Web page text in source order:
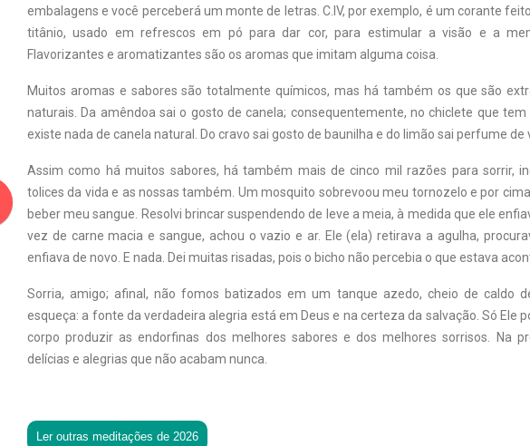
embalagens e você perceberá um monte de letras. C.IV, por exemplo, é um corante
titânio, usado em refrescos em pó para dar cor, para estimular a visão e a
Flavorizantes e aromatizantes são os aromas que imitam alguma coisa.
Muitos aromas e sabores são totalmente químicos, mas há também os que são
naturais. Da amêndoa sai o gosto de canela; consequentemente, no chiclete que tem
existe nada de canela natural. Do cravo sai gosto de baunilha e do limão sai perfume de
Assim como há muitos sabores, há também mais de cinco mil razões para sorrir,
tolices da vida e as nossas também. Um mosquito sobrevoou meu tornozelo e por
beber meu sangue. Resolvi brincar suspendendo de leve a meia, à medida que ele
vez de carne macia e sangue, achou o vazio e ar. Ele (ela) retirava a agulha,
enfiava de novo. E nada. Dei muitas risadas, pois o bicho não percebia o que estava
Sorria, amigo; afinal, não fomos batizados em um tanque azedo, cheio de caldo
esqueça: a fonte da verdadeira alegria está em Deus e na certeza da salvação. Só Ele
corpo produzir as endorfinas dos melhores sabores e dos melhores sorrisos. Na
delícias e alegrias que não acabam nunca.
Ler outras meditações de 2026